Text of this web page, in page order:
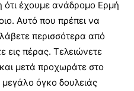
ότι έχουμε ανάδρομο Ερμή
Αυτό που πρέπει να
περισσότερα από
εις πέρας. Τελειώνετε
μετά προχωράτε στο
όγκο δουλειάς